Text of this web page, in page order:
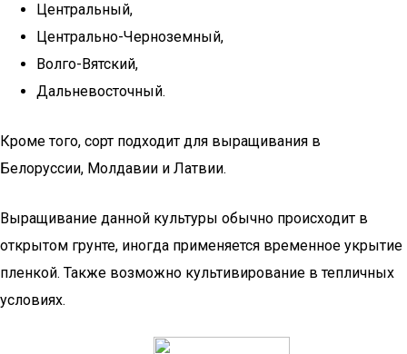
Центральный,
Центрально-Черноземный,
Волго-Вятский,
Дальневосточный.
Кроме того, сорт подходит для выращивания в
Белоруссии, Молдавии и Латвии.
Выращивание данной культуры обычно происходит в
открытом грунте, иногда применяется временное укрытие
пленкой. Также возможно культивирование в тепличных
условиях.